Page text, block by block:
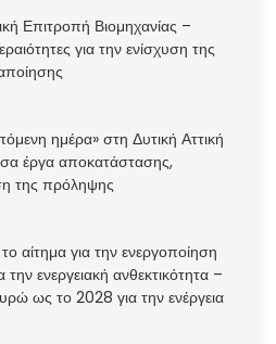
Επιτροπή Βιομηχανίας –
για την ενίσχυση της
ημέρα» στη Δυτική Αττική
έργα αποκατάστασης,
της πρόληψης
για την ενεργοποίηση
ενεργειακή ανθεκτικότητα –
ως το 2028 για την ενέργεια